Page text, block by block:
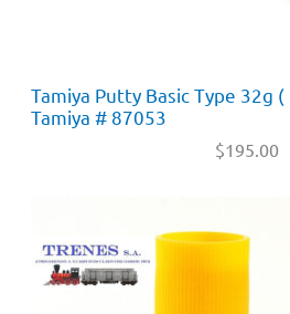
Tamiya Putty Basic Type 32g
Tamiya # 87053
$195.00